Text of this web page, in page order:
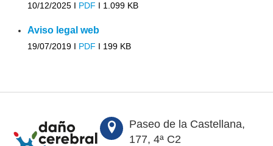
10/12/2025 I PDF I 1.099 KB
Aviso legal web
19/07/2019 I PDF I 199 KB
Paseo de la Castellana,
177, 4ª C2